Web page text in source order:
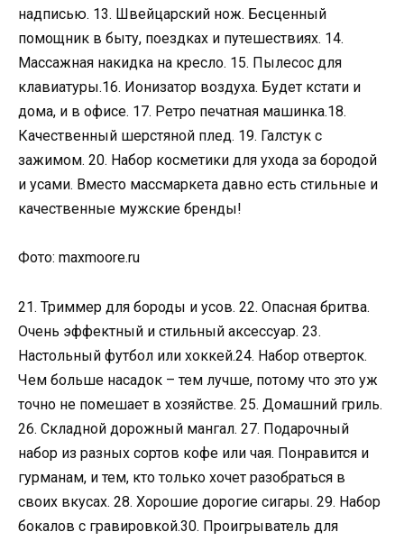
надписью. 13. Швейцарский нож. Бесценный
помощник в быту, поездках и путешествиях. 14.
Массажная накидка на кресло. 15. Пылесос для
клавиатуры.16. Ионизатор воздуха. Будет кстати и
дома, и в офисе. 17. Ретро печатная машинка.18.
Качественный шерстяной плед. 19. Галстук с
зажимом. 20. Набор косметики для ухода за бородой
и усами. Вместо массмаркета давно есть стильные и
качественные мужские бренды!
Фото: maxmoore.ru
21. Триммер для бороды и усов. 22. Опасная бритва.
Очень эффектный и стильный аксессуар. 23.
Настольный футбол или хоккей.24. Набор отверток.
Чем больше насадок – тем лучше, потому что это уж
точно не помешает в хозяйстве. 25. Домашний гриль.
26. Складной дорожный мангал. 27. Подарочный
набор из разных сортов кофе или чая. Понравится и
гурманам, и тем, кто только хочет разобраться в
своих вкусах. 28. Хорошие дорогие сигары. 29. Набор
бокалов с гравировкой.30. Проигрыватель для